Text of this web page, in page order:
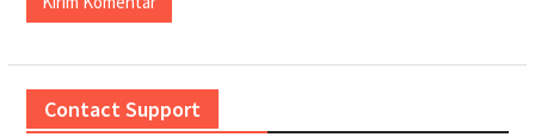
Contact Support